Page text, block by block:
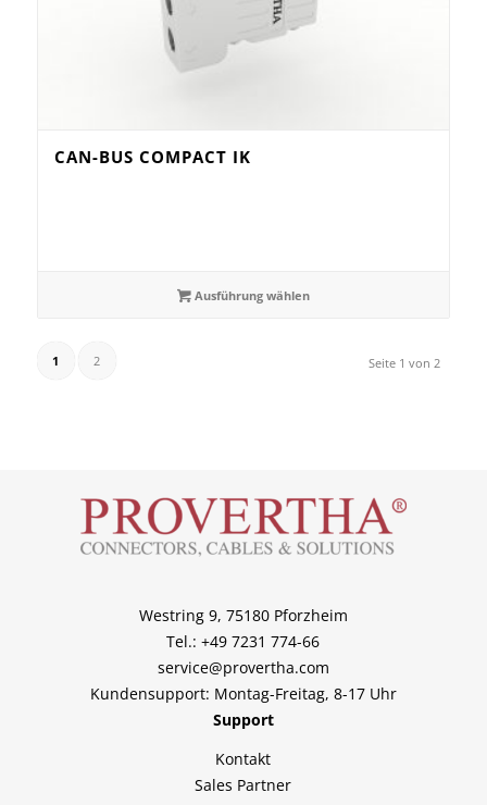
CAN-BUS COMPACT IK
Ausführung wählen
Seite 1 von 2
1 2
Westring 9, 75180 Pforzheim
Tel.: +49 7231 774-66
service@provertha.com
Kundensupport: Montag-Freitag, 8-17 Uhr
Support
Kontakt
Sales Partner